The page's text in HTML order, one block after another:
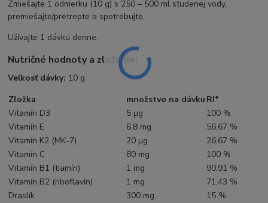
Zmiešajte 1 odmerku (10 g) s 250 – 500 ml studenej vody,
premiešajte/pretrepte a spotrebujte.
Užívajte 1 dávku denne.
Nutričné hodnoty a zloženie:
Veľkosť dávky: 10 g
Zložka
množstvo na dávku RI*
Vitamín D3
5 µg
100 %
Vitamín E
6,8 mg
56,67 %
Vitamín K2 (MK-7)
20 µg
26,67 %
Vitamín C
80 mg
100 %
Vitamín B1 (tiamín)
1 mg
90,91 %
Vitamín B2 (riboflavín)
1 mg
71,43 %
Draslík
300 mg
15 %